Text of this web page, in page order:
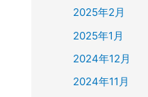
2025年2月
2025年1月
2024年12月
2024年11月